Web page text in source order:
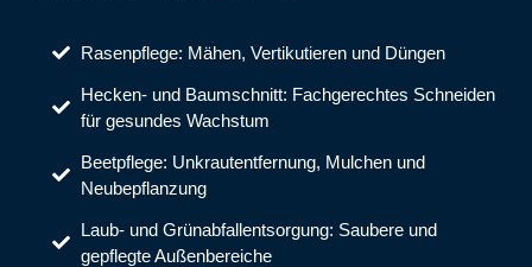
Rasenpflege: Mähen, Vertikutieren und Düngen
Hecken- und Baumschnitt: Fachgerechtes Schneiden
für gesundes Wachstum
Beetpflege: Unkrautentfernung, Mulchen und
Neubepflanzung
Laub- und Grünabfallentsorgung: Saubere und
gepflegte Außenbereiche